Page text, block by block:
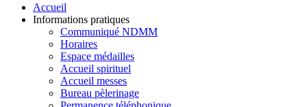
Accueil
Informations pratiques
Communiqué NDMM
Horaires
Espace médailles
Accueil spirituel
Accueil messes
Bureau pèlerinage